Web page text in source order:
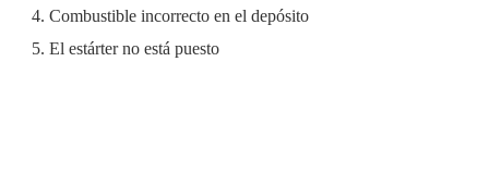
Combustible incorrecto en el depósito
El estárter no está puesto